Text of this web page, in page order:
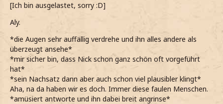
[Ich bin ausgelastet, sorry :D]
Aly.
*die Augen sehr auffällig verdrehe und ihn alles andere als
überzeugt ansehe*
*mir sicher bin, dass Nick schon ganz schön oft vorgeführt
hat*
*sein Nachsatz dann aber auch schon viel plausibler klingt*
Aha, na da haben wir es doch. Immer diese faulen Menschen.
*amüsiert antworte und ihn dabei breit angrinse*